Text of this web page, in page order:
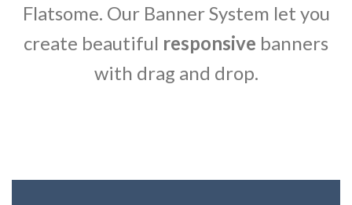
Flatsome. Our Banner System let you
create beautiful responsive banners
with drag and drop.